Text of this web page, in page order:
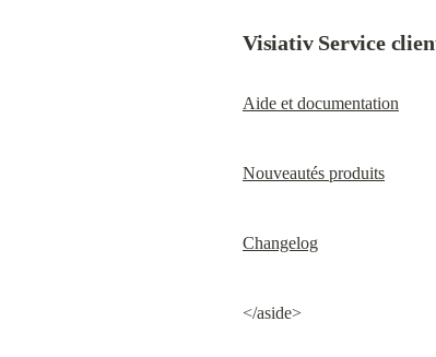
Visiativ Service
Aide et documentation
Nouveautés produits
Changelog
</aside>